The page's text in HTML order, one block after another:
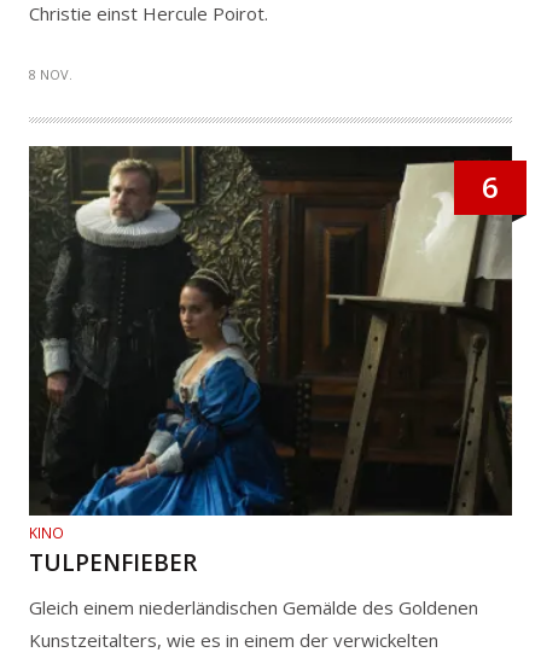
Christie einst Hercule Poirot.
8 NOV.
6
KINO
TULPENFIEBER
Gleich einem niederländischen Gemälde des Goldenen
Kunstzeitalters, wie es in einem der verwickelten